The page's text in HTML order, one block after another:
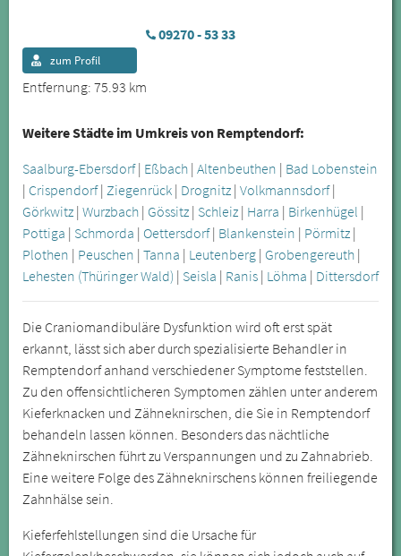
09270 - 53 33
Entfernung: 75.93 km
zum Profil
Weitere Städte im Umkreis von Remptendorf:
Saalburg-Ebersdorf| Eßbach | Altenbeuthen | Bad Lobenstein
| Crispendorf| Ziegenrück | Drognitz | Volkmannsdorf|
Görkwitz | Wurzbach | Gössitz | Schleiz | Harra | Birkenhügel |
Pottiga | Schmorda | Oettersdorf| Blankenstein | Pörmitz |
Plothen | Peuschen | Tanna | Leutenberg | Grobengereuth |
Lehesten (Thüringer Wald) | Seisla | Ranis | Löhma | Dittersdorf
Die Craniomandibuläre Dysfunktion wird oft erst spät
erkannt, lässt sich aber durch spezialisierte Behandler in
Remptendorf anhand verschiedener Symptome feststellen.
Zu den offensichtlicheren Symptomen zählen unter anderem
Kieferknacken und Zähneknirschen, die Sie in Remptendorf
behandeln lassen können. Besonders das nächtliche
Zähneknirschen führt zu Verspannungen und zu Zahnabrieb.
Eine weitere Folge des Zähneknirschens können freiliegende
Zahnhälse sein.
Kieferfehlstellungen sind die Ursache für